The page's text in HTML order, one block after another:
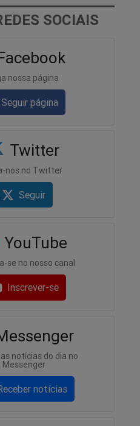
SOCIAIS
nossa página
Seguir página
Twitter
nos no Twitter
Seguir
YouTube
se no nosso canal
Inscrever-se
notícias do dia no
Messenger
notícias